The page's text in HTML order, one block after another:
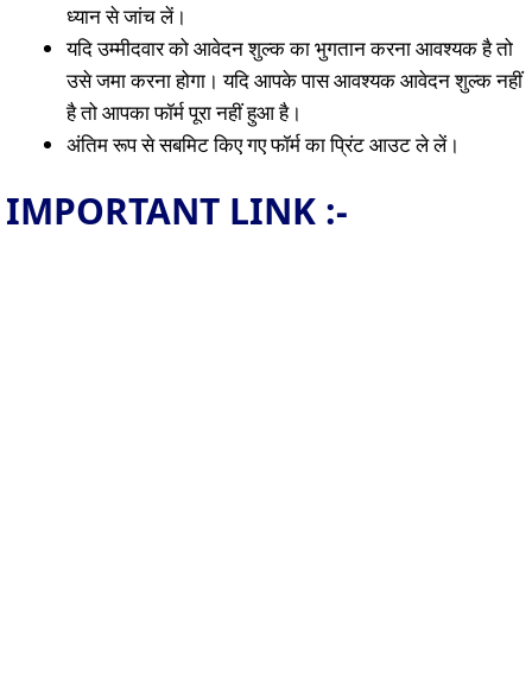
ध्यान से जांच लें।
यदि उम्मीदवार को आवेदन शुल्क का भुगतान करना आवश्यक है तो
उसे जमा करना होगा। यदि आपके पास आवश्यक आवेदन शुल्क नहीं
है तो आपका फॉर्म पूरा नहीं हुआ है।
अंतिम रूप से सबमिट किए गए फॉर्म का प्रिंट आउट ले लें।
IMPORTANT LINK :-